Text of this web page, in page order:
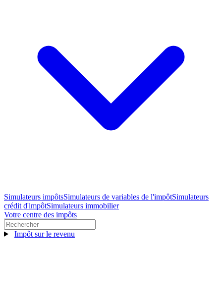
Simulateurs impôtsSimulateurs de variables de l'impôtSimulateurs
crédit d'impôtSimulateurs immobilier
Votre centre des impôts
Impôt sur le revenu